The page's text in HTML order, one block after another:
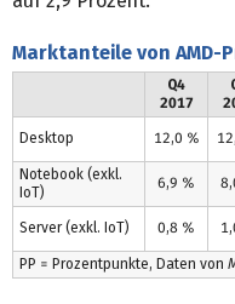
Marktanteile von AMD-
Q4
2017
Desktop 12,0 %
Notebook (exkl.
IoT)
6,9 %
Server (exkl. IoT) 0,8 %
PP = Prozentpunkte, Daten von